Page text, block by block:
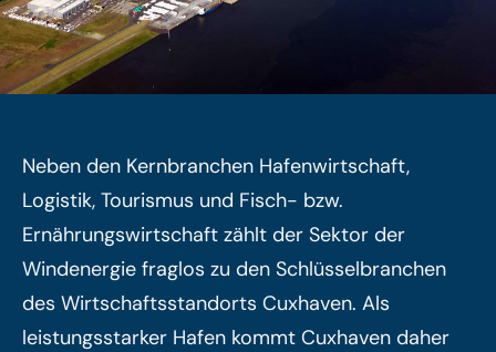
Neben den Kernbranchen Hafenwirtschaft,
Logistik, Tourismus und Fisch- bzw.
Ernährungswirtschaft zählt der Sektor der
Windenergie fraglos zu den Schlüsselbranchen
des Wirtschaftsstandorts Cuxhaven. Als
leistungsstarker Hafen kommt Cuxhaven daher